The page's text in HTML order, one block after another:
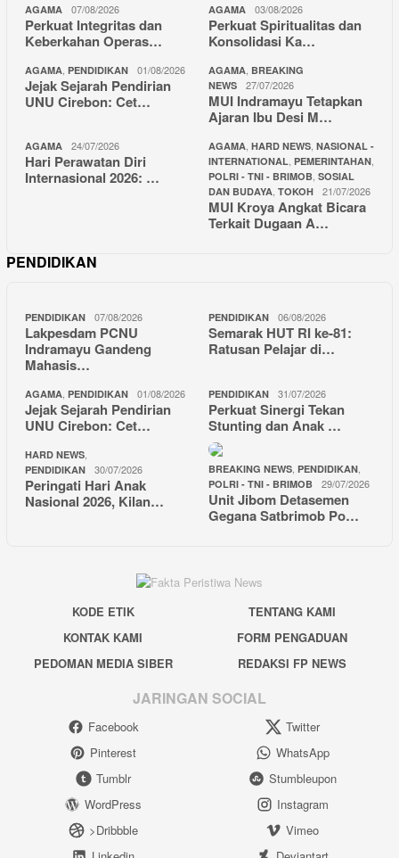
AGAMA 07/08/2026
Perkuat Integritas dan
Keberkahan Operas…
AGAMA 03/08/2026
Perkuat Spiritualitas dan
Konsolidasi Ka…
AGAMA PENDIDIKAN 01/08/2026
Jejak Sejarah Pendirian
UNU Cirebon: Cet…
AGAMA BREAKING
NEWS
27/07/2026
MUI Indramayu Tetapkan
Ajaran Ibu Desi M…
AGAMA 24/07/2026
Hari Perawatan Diri
Internasional 2026: …
AGAMA HARD NEWS NASIONAL -
INTERNATIONAL PEMERINTAHAN
POLRI - TNI - BRIMOB SOSIAL
DAN BUDAYA TOKOH 21/07/2026
MUI Kroya Angkat Bicara
Terkait Dugaan A…
PENDIDIKAN
PENDIDIKAN 07/08/2026
Lakpesdam PCNU
Indramayu Gandeng
Mahasis…
PENDIDIKAN 06/08/2026
Semarak HUT RI ke-81:
Ratusan Pelajar di…
AGAMA PENDIDIKAN 01/08/2026
Jejak Sejarah Pendirian
UNU Cirebon: Cet…
PENDIDIKAN 31/07/2026
Perkuat Sinergi Tekan
Stunting dan Anak …
HARD NEWS
PENDIDIKAN 30/07/2026
Peringati Hari Anak
Nasional 2026, Kilan…
BREAKING NEWS PENDIDIKAN
POLRI - TNI - BRIMOB 29/07/2026
Unit Jibom Detasemen
Gegana Satbrimob Po…
KODE ETIK
TENTANG KAMI
KONTAK KAMI
FORM PENGADUAN
PEDOMAN MEDIA SIBER
REDAKSI FP NEWS
JARINGAN SOCIAL
Facebook
Twitter
Pinterest
WhatsApp
Tumblr
Stumbleupon
WordPress
Instagram
>Dribbble
Vimeo